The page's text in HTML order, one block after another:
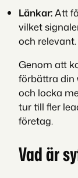
Länkar:Att
vilket
och relevant.
Genom att
förbättra din
och locka
tur till fler
företag.
Vad är